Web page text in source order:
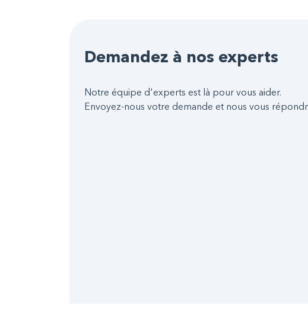
Demandez à nos experts
Notre équipe d'experts est là pour vous aider.
Envoyez-nous votre demande et nous vous